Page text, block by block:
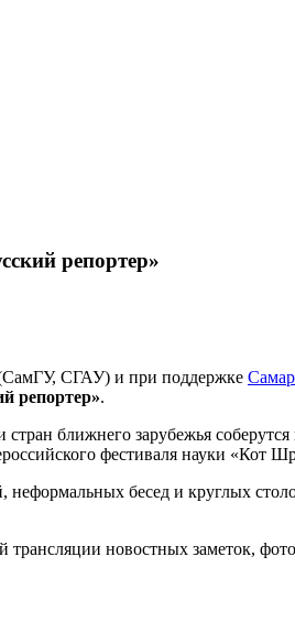
репортер»
(СамГУ, СГАУ) и при поддержке
репортер».
ближнего зарубежья
фестиваля науки «Кот
бесед и круглых
новостных заметок,